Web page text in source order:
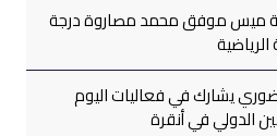
ميس موفق محمد مصاروة درجة
يشارك في فعاليات اليوم
الدولي في أنقرة